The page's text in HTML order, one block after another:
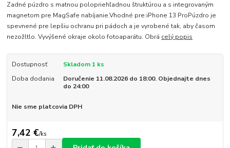
Zadné púzdro s matnou polopriehľadnou štruktúrou a s integrovaným
magnetom pre MagSafe nabíjanie.Vhodné pre:iPhone 13 ProPúzdro je
spevnené pre lepšiu ochranu pri pádoch a je vyrobené tak, aby časom
nezožltlo. Vyvýšené okraje okolo fotoaparátu. Obrá celý popis
Dostupnosť
Skladom 1 ks
Doba dodania
Doručenie 11.08.2026 do 18:00. Objednajte dnes
do 24:00
Nie sme platcovia DPH
7,42 €/ks